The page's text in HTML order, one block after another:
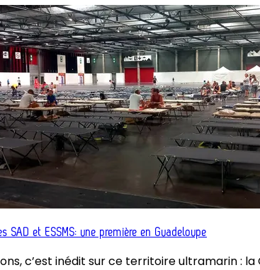
SAD et ESSMS: une première en Guadeloupe
c’est inédit sur ce territoire ultramarin :